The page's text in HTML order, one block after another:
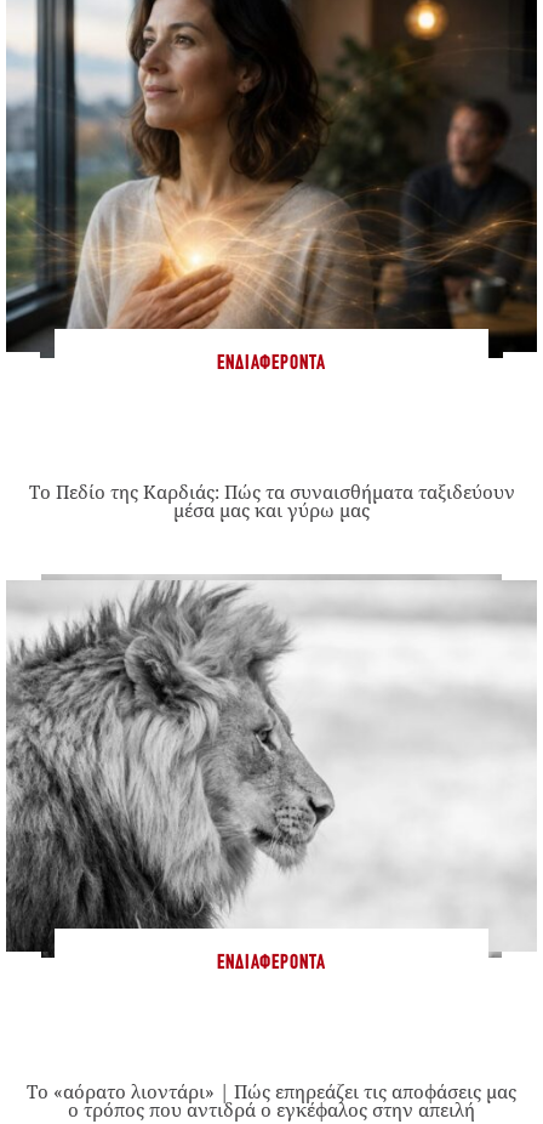
ΕΝΔΙΑΦΈΡΟΝΤΑ
Το Πεδίο της Καρδιάς: Πώς τα συναισθήματα ταξιδεύουν
μέσα μας και γύρω μας
ΕΝΔΙΑΦΈΡΟΝΤΑ
Το «αόρατο λιοντάρι» | Πώς επηρεάζει τις αποφάσεις μας
ο τρόπος που αντιδρά ο εγκέφαλος στην απειλή